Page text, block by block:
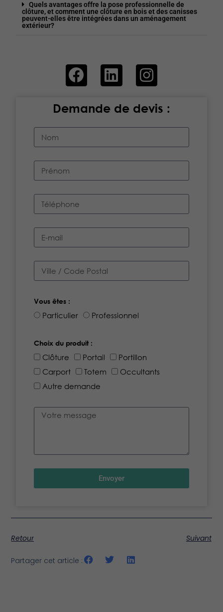
Quels avantages offre la pose professionnelle de
clôture, et comment une clôture en bois et des canisses
peuvent-elles être intégrées dans un aménagement
extérieur?
Demande de devis :
Vous êtes :
Particulier Professionnel
Choix du produit :
Clôture Portail
Portillon
Carport
Totem
Occultants
Autre demande
Envoyer
Retour Suivant
Partager cet article :